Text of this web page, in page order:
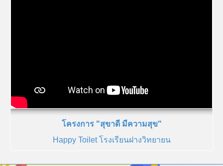
โครงการ "สุขาดี มีความสุข"
Happy Toilet โรงเรียนฝางวิทยายน